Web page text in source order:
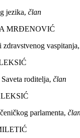
jezika, član
MRĐENOVIĆ
vaspitanja,
roditelja, član
parlamenta,